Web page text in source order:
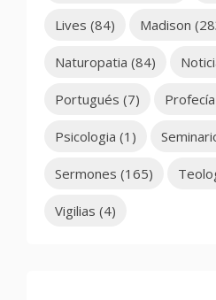
Lives (84) Madison
Naturopatia (84)
Portugués (7) Profecía
Psicologia (1)
Sermones (165)
Vigilias (4)